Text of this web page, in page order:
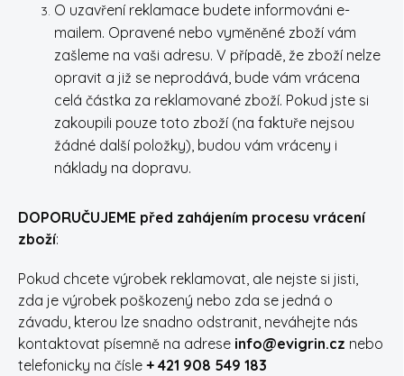
O uzavření reklamace budete informováni e-
mailem. Opravené nebo vyměněné zboží vám
zašleme na vaši adresu. V případě, že zboží nelze
opravit a již se neprodává, bude vám vrácena
celá částka za reklamované zboží. Pokud jste si
zakoupili pouze toto zboží (na faktuře nejsou
žádné další položky), budou vám vráceny i
náklady na dopravu.
DOPORUČUJEME před zahájením procesu vrácení
zboží:
Pokud chcete výrobek reklamovat, ale nejste si jisti,
zda je výrobek poškozený nebo zda se jedná o
závadu, kterou lze snadno odstranit, neváhejte nás
kontaktovat písemně na adrese info@evigrin.cz nebo
telefonicky na čísle + 421 908 549 183